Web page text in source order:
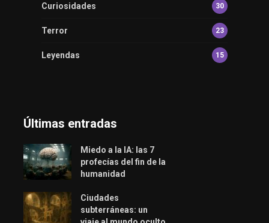
Curiosidades 30
Terror 23
Leyendas 15
Últimas entradas
Miedo a la IA: las 7
profecías del fin de la
humanidad
Ciudades
subterráneas: un